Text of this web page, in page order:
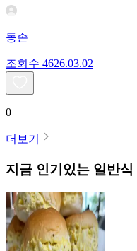
동손
조회수 4626.03.02
0
더보기
지금 인기있는 일반식